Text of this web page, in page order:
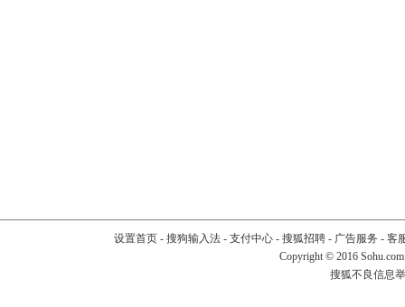
设置首页- 搜狗输入法- 支付中心- 搜狐招聘- 广告服务 - 客
Copyright © 2016
搜狐不良信息